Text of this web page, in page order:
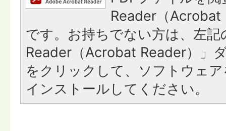
Reader（Acrobat
です。お持ちでない方は、左
Reader（Acrobat Reader）」
をクリックして、ソフトウェ
インストールしてください。